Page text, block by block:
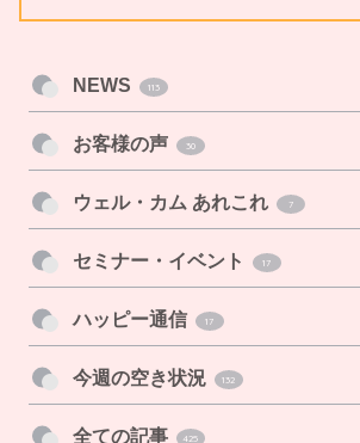
NEWS 113
お客様の声 30
ウェル・カム あれこれ 7
セミナー・イベント 17
ハッピー通信 17
今週の空き状況 132
全ての記事 425